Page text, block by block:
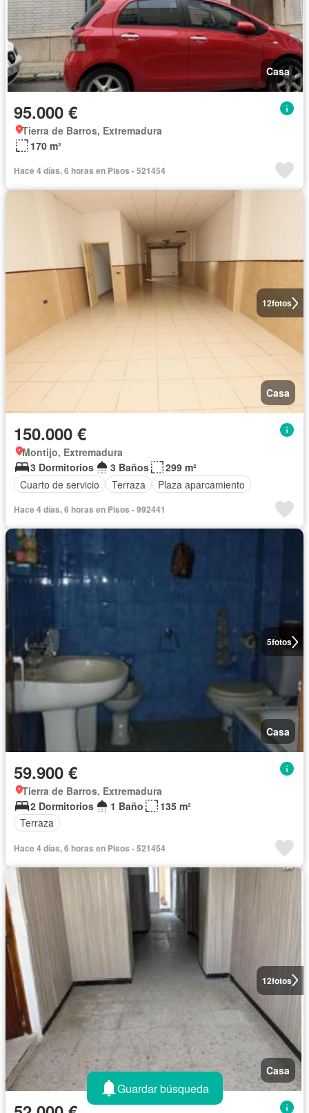
Casa
95.000 €
Tierra de Barros, Extremadura
170 m²
Hace 4 días, 6 horas en Pisos - 521454
12fotos
Casa
150.000 €
Montijo, Extremadura
3 Dormitorios
3 Baños
299 m²
Cuarto de servicio
Terraza Plaza aparcamiento
Hace 4 días, 6 horas en Pisos - 992441
5fotos
Casa
59.900 €
Tierra de Barros, Extremadura
2 Dormitorios
1 Baño
135 m²
Terraza
Hace 4 días, 6 horas en Pisos - 521454
12fotos
Casa
Guardar búsqueda